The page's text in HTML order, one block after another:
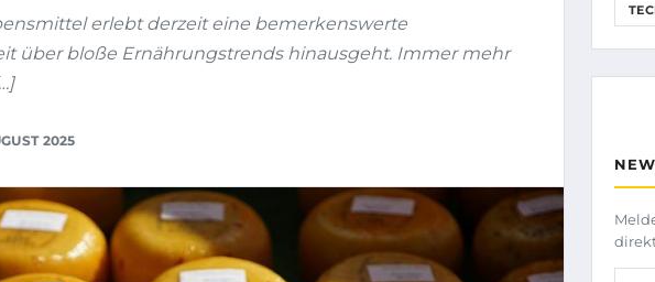
erlebt derzeit eine bemerkenswerte
über bloße Ernährungstrends hinausgeht. Immer mehr
2025